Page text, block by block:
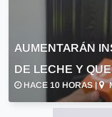
AUMENTARÁN
DE LECHE Y
HACE 10 HORAS |